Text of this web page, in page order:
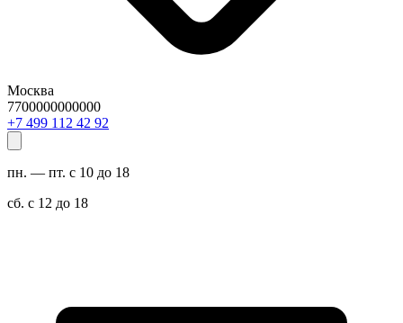
Москва
7700000000000
29 24 211 994 7+
пн. — пт. с 10 до 18
сб. с 12 до 18